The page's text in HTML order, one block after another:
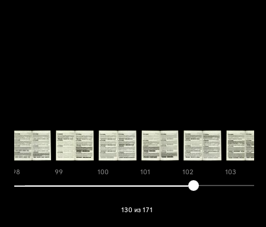
98 99 100 101 102 103
130 из 171